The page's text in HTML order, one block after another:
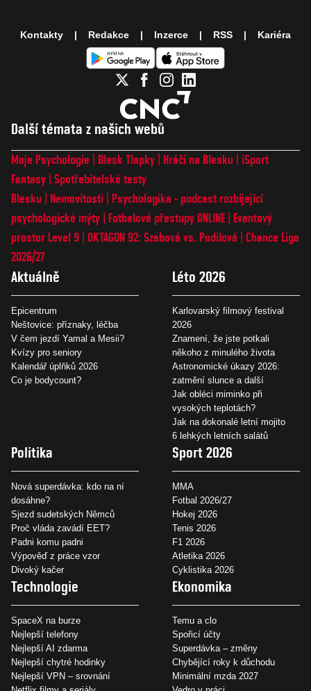
Další témata z našich webů
Moje Psychologie Blesk Tlapky Hráči na Blesku
iSport
Fantasy Spotřebitelské testy
Blesku
Nemovitosti
Psychologika - podcast rozbíjející
psychologické mýty
Fotbalové přestupy ONLINE
Eventový
prostor Level 9 OKTAGON 92: Szabová vs. Pudilová
Chance Liga
2026/27
Aktuálně
Epicentrum
Neštovice: příznaky, léčba
V čem jezdí Yamal a Mesii?
Kvízy pro seniory
Kalendář úplňků 2026
Co je bodycount?
Léto 2026
Karlovarský filmový festival
2026
Znamení, že jste potkali
někoho z minulého života
Astronomické úkazy 2026:
zatmění slunce a další
Jak obléci miminko při
vysokých teplotách?
Jak na dokonalé letní mojito
6 lehkých letních salátů
Politika
Nová superdávka: kdo na ní
dosáhne?
Sjezd sudetských Němců
Proč vláda zavádí EET?
Padni komu padni
Výpověď z práce vzor
Divoký kačer
Sport 2026
MMA
Fotbal 2026/27
Hokej 2026
Tenis 2026
F1 2026
Atletika 2026
Cyklistika 2026
Technologie
SpaceX na burze
Nejlepší telefony
Nejlepší AI zdarma
Nejlepší chytré hodinky
Nejlepší VPN – srovnání
Ekonomika
Temu a clo
Spořicí účty
Superdávka – změny
Chybějící roky k důchodu
Minimální mzda 2027
Kontakty Redakce Inzerce RSS Kariéra